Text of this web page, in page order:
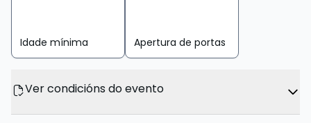
Idade mínima Apertura de portas
Ver condicións do evento